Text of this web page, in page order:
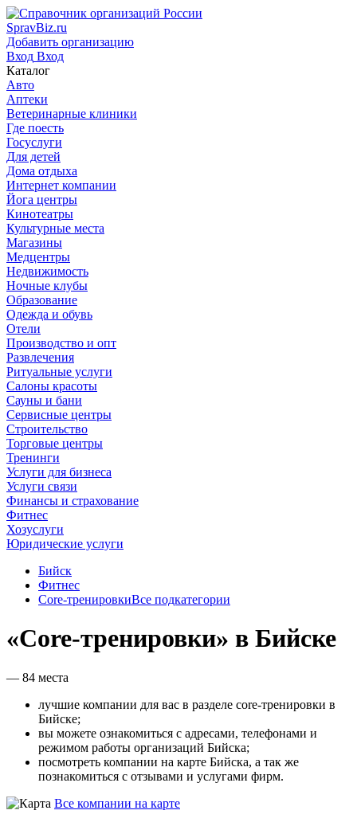
SpravBiz.ru
Добавить организацию
Вход Вход
Каталог
Авто
Аптеки
Ветеринарные клиники
Где поесть
Госуслуги
Для детей
Дома отдыха
Интернет компании
Йога центры
Кинотеатры
Культурные места
Магазины
Медцентры
Недвижимость
Ночные клубы
Образование
Одежда и обувь
Отели
Производство и опт
Развлечения
Ритуальные услуги
Салоны красоты
Сауны и бани
Сервисные центры
Строительство
Торговые центры
Тренинги
Услуги для бизнеса
Услуги связи
Финансы и страхование
Фитнес
Хозуслуги
Юридические услуги
Бийск
Фитнес
Core-тренировкиВсе подкатегории
«Core-тренировки» в Бийске
— 84 места
лучшие компании для вас в разделе core-тренировки в
Бийске;
вы можете ознакомиться с адресами, телефонами и
режимом работы организаций Бийска;
посмотреть компании на карте Бийска, а так же
познакомиться с отзывами и услугами фирм.
Все компании на карте